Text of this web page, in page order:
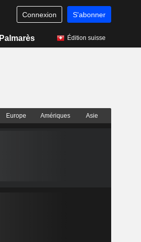
Connexion S'abonner
Palmarès Édition suisse
Europe Amériques Asie